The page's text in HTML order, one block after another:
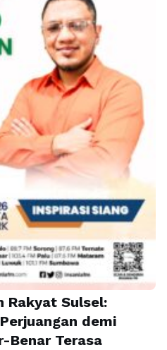
Rakyat Sulsel:
demi
Benar Terasa